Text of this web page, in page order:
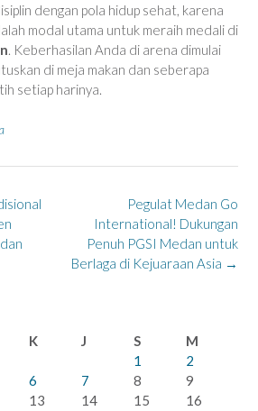
dengan pola hidup sehat, karena
modal utama untuk meraih medali di
. Keberhasilan Anda di arena dimulai
di meja makan dan seberapa
setiap harinya.
Pegulat Medan Go
International! Dukungan
Penuh PGSI Medan untuk
Berlaga di Kejuaraan Asia →
K J S
M
1
2
6 7 8
9
13 14 15
16